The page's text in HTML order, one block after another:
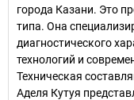
города Казани. Это
типа. Она
диагностического
технологий и
Техническая
Аделя Кутуя